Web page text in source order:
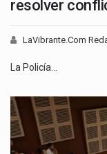
resolver
LaVibrante.Com
La Policía…